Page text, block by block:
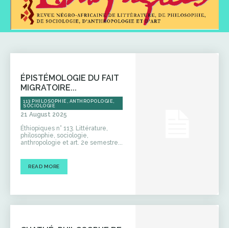
ÉPISTÉMOLOGIE DU FAIT
MIGRATOIRE...
113 PHILOSOPHIE, ANTHROPOLOGIE,
SOCIOLOGIE
21 August 2025
Éthiopiques n° 113. Littérature,
philosophie, sociologie,
anthropologie et art. 2e semestre...
READ MORE